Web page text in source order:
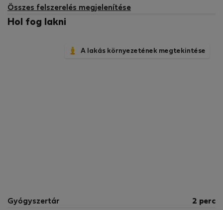
elérhető
Összes felszerelés megjelenítése
Hol fog lakni
A lakás környezetének megtekintése
Gyógyszertár 2 perc